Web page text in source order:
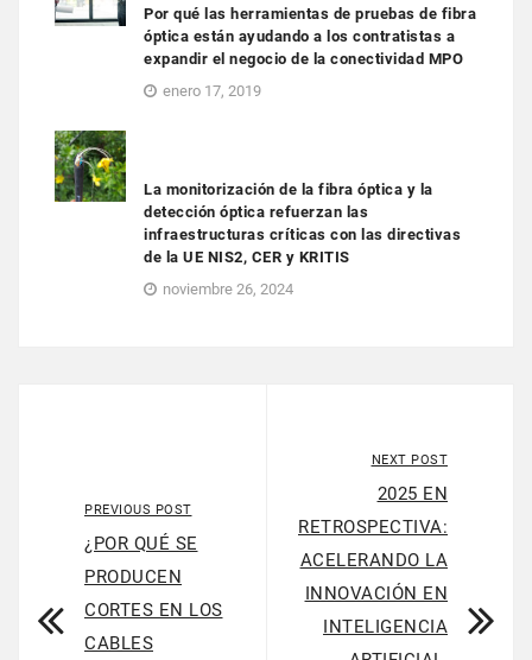
Por qué las herramientas de pruebas de fibra
óptica están ayudando a los contratistas a
expandir el negocio de la conectividad MPO
enero 17, 2019
La monitorización de la fibra óptica y la
detección óptica refuerzan las
infraestructuras críticas con las directivas
de la UE NIS2, CER y KRITIS
noviembre 26, 2024
PREVIOUS POST
¿POR QUÉ SE
PRODUCEN
CORTES EN LOS
CABLES
NEXT POST
2025 EN
RETROSPECTIVA:
ACELERANDO LA
INNOVACIÓN EN
INTELIGENCIA